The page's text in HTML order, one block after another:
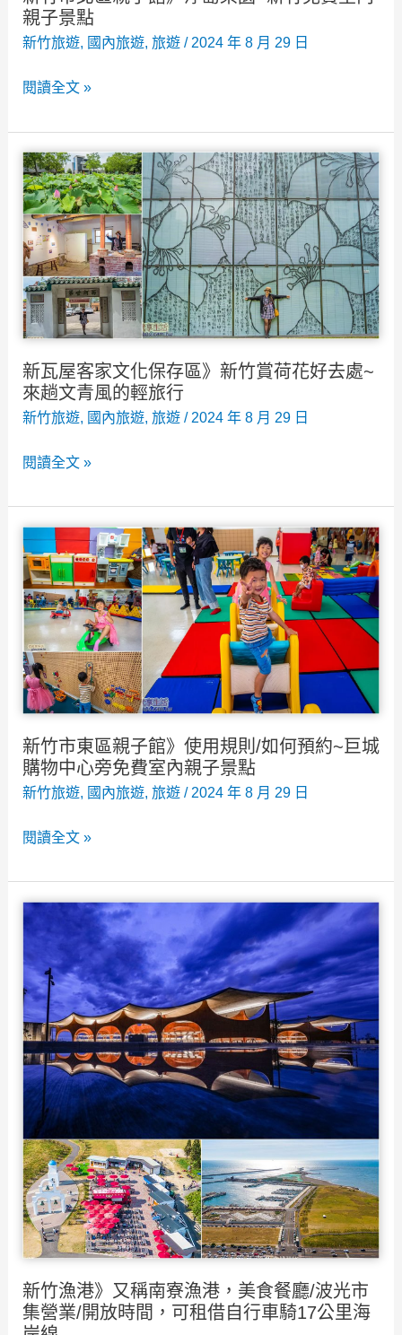
親
子
樂
園
卡
樂
次
元
+醉
月
樓
中
餐
廳，
竹
親
子
飯
店！
親子景點
新竹旅遊, 國內旅遊, 旅遊/ 2024 年 8 月 29 日
新
北
區
親
子
館》
浮
島
園
~
新
費
室
內
親
子
點
閱讀全文 »
新瓦屋客家文化保存區》新竹賞荷花好去處~
來趟文青風的輕旅行
新竹旅遊, 國內旅遊, 旅遊/ 2024 年 8 月 29 日
新
客
家
文
化
保
存
區》
竹
賞
荷
去
處
~
趟
文
青
風
的
旅
行
閱讀全文 »
新竹市東區親子館》使用規則/如何預約~巨城
購物中心旁免費室內親子景點
新竹旅遊, 國內旅遊, 旅遊/ 2024 年 8 月 29 日
新
東
親
子
館》
使
用
規
則/
如
何
預
約
~
巨
城
購
閱讀全文 »
新竹漁港》又稱南寮漁港，美食餐廳/波光市
集營業/開放時間，可租借自行車騎17公里海